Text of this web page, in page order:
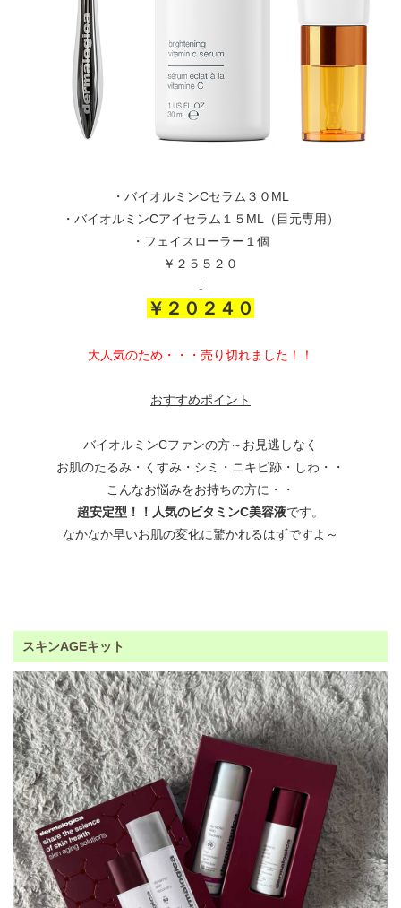
・バイオルミンCセラム３０ML
・バイオルミンCアイセラム１５ML（目元専用）
・フェイスローラー１個
￥２５５２０
↓
￥２０２４０
大人気のため・・・売り切れました！！
おすすめポイント
バイオルミンCファンの方～お見逃しなく
お肌のたるみ・くすみ・シミ・ニキビ跡・しわ・・
こんなお悩みをお持ちの方に・・
超安定型！！人気のビタミンC美容液です。
なかなか早いお肌の変化に驚かれるはずですよ～
スキンAGEキット